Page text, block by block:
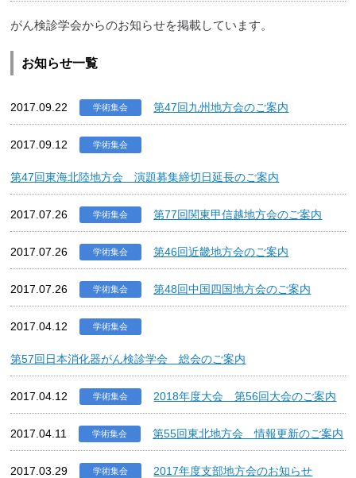
がん検診学会からのお知らせを掲載しています。
お知らせ一覧
2017.09.22 学術集会 第47回九州地方会のご案内
2017.09.12 学術集会
第47回東海北陸地方会 演題募集締切日延長のご案内
2017.07.26 学術集会 第77回関東甲信越地方会のご案内
2017.07.26 学術集会 第46回近畿地方会のご案内
2017.07.26 学術集会 第48回中国四国地方会のご案内
2017.04.12 学術集会
第57回日本消化器がん検診学会 総会のご案内
2017.04.12 学術集会 2018年度大会 第56回大会のご案内
2017.04.11 学術集会 第55回東北地方会 情報更新のご案内
2017.03.29 学術集会 2017年度支部地方会のお知らせ